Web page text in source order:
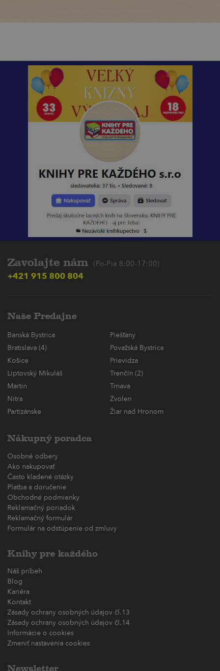
Zavolajte nám (Po-Pia 8:00-17:00)
+421 915 800 804
Naše Predajne
Banská Bystrica
Piešťany
Bratislava (4)
Považská Bystrica
Košice
Prievidza
Liptovský Mikuláš
Trenčín (2)
Martin
Trnava
Nitra
Zvolen
Partizánske
Žiar nad Hronom
Nákupný poradca
Osobné odbery
Ako nakupovať
Často kladené otázky
Platba a doručenie
Obchodné podmienky
Reklamačný poriadok
Reklamačný formulár
Formulár na odstúpenie od zmluvy
Knihy pre každého
Náš príbeh
Blog
Kariéra
Kontakt
Zásady ochrany osobných údajov čl.13
Zásady ochrany osobných údajov čl.14
Informácie o cookies
Zmeniť nastavenia cookies
Newsletter